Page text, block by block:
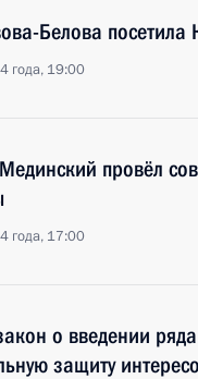
Белова посетила
года, 19:00
провёл
года, 17:00
о введении
защиту